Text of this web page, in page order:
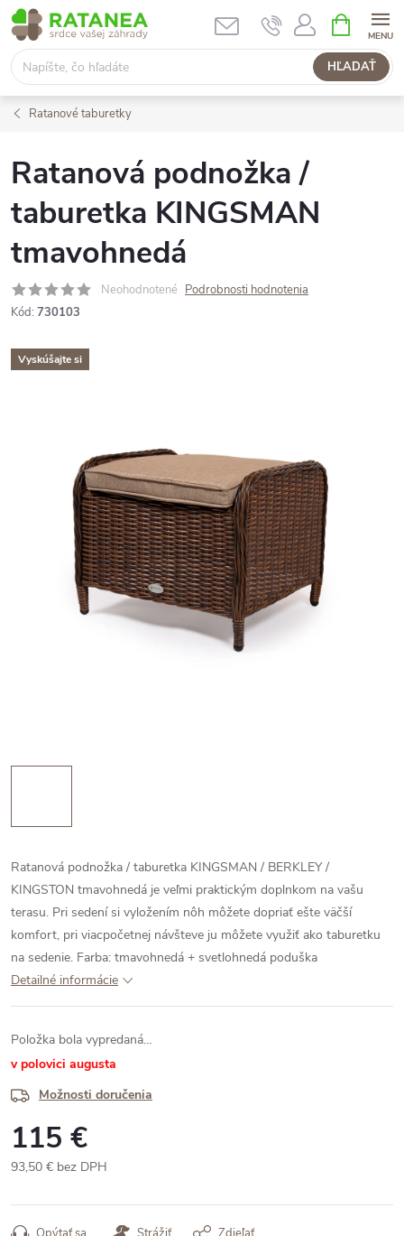
Prejsť
na
obsah
HĽADAŤ
KOŠÍK
Ratanové taburetky
Ratanová podnožka /
taburetka KINGSMAN
tmavohnedá
Neohodnotené Podrobnosti hodnotenia
Kód: 730103
Vyskúšajte si
Ratanová podnožka / taburetka KINGSMAN / BERKLEY /
KINGSTON tmavohnedá je veľmi praktickým doplnkom na vašu
terasu. Pri sedení si vyložením nôh môžete dopriať ešte väčší
komfort, pri viacpočetnej návšteve ju môžete využiť ako taburetku
na sedenie. Farba: tmavohnedá + svetlohnedá poduška
Detailné informácie
Položka bola vypredaná…
v polovici augusta
Možnosti doručenia
115 €
93,50 € bez DPH
cena: